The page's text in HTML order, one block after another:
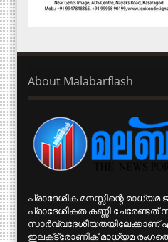
About Malabarflash
പ്രാദേശിക മനസ്സിന്റെ
പ്രാദേശികത കണ്ണി
സാര്‍വ്വദേശീയതയിലേക്കാണ്
ഇലക്‌ട്രോണിക് മാധ്യമ